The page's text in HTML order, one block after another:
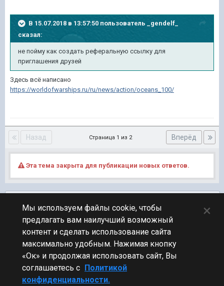
В 15.07.2018 в 13:57:50 пользователь
_gendelf_
сказал:
не пойму как создать реферальную ссылку для
приглашения друзей
Здесь всё написано
https://worldofwarships.ru/ru/news/action/oceans_100/
Назад Вперёд
Страница 1 из 2
Эта тема закрыта для публикации новых ответов.
ПЕРЕЙТИ К СПИСКУ ТЕМ
Технические вопросы
Стиль
Мы используем файлы cookie, чтобы
предлагать вам наилучший возможный
контент и сделать использование сайта
максимально удобным. Нажимая кнопку
«Ок» и продолжая использовать сайт, Вы
соглашаетесь с Политикой
конфиденциальности.
×